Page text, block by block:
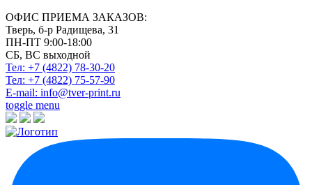
ОФИС ПРИЕМА ЗАКАЗОВ:
Тверь, б-р Радищева, 31
ПН-ПТ 9:00-18:00
СБ, ВС выходной
Тел: +7 (4822) 78-30-20
Тел: +7 (4822) 75-57-90
E-mail: info@tver-print.ru
toggle menu